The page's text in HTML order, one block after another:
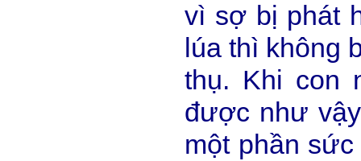
vì sợ bị phát
lúa thì không
thụ. Khi con
được như
một phần